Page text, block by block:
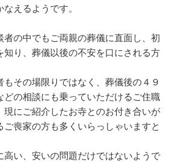
えるようです。
の中でもご両親の葬儀に直面し、初
知り、葬儀以後の不安を口にされる方
その場限りではなく、葬儀後の４９
どの相談にも乗っていただけるご住職
現にご紹介したお寺とのお付き合いが
ご喪家の方も多くいらっしゃいますと
い、安いの問題だけではないようで